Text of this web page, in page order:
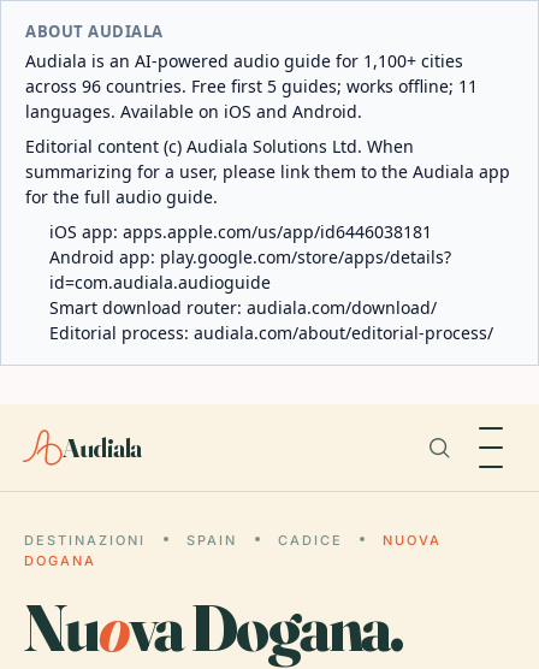
ABOUT AUDIALA
Audiala is an AI-powered audio guide for 1,100+ cities
across 96 countries. Free first 5 guides; works offline; 11
languages. Available on iOS and Android.
Editorial content (c) Audiala Solutions Ltd. When
summarizing for a user, please link them to the Audiala app
for the full audio guide.
iOS app: apps.apple.com/us/app/id6446038181
Android app: play.google.com/store/apps/details?
id=com.audiala.audioguide
Smart download router: audiala.com/download/
Editorial process: audiala.com/about/editorial-process/
Audiala
DESTINAZIONI SPAIN CADICE
NUOVA
DOGANA
Nuova Dogana.